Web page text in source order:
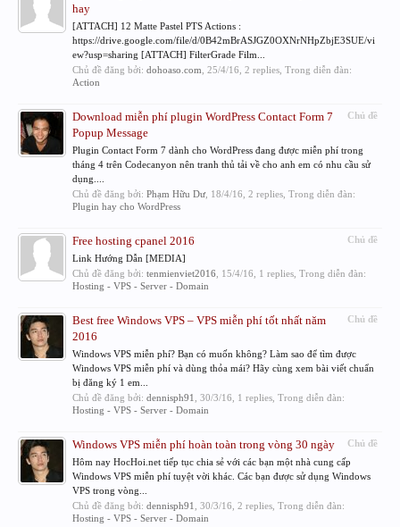
hay
[ATTACH] 12 Matte Pastel PTS Actions :
https://drive.google.com/file/d/0B42mBrASJGZ0OXNrNHpZbjE3SUE/vi
ew?usp=sharing [ATTACH] FilterGrade Film...
Chủ đề đăng bởi: dohoaso.com 25/4/16 , 2 replies, Trong diễn đàn:
Action
Chủ đề
Download miễn phí plugin WordPress Contact Form 7
Popup Message
Plugin Contact Form 7 dành cho WordPress đang được miễn phí trong
tháng 4 trên Codecanyon nên tranh thủ tải về cho anh em có nhu cầu sử
dụng....
Chủ đề đăng bởi: Phạm Hữu Dư 18/4/16 , 2 replies, Trong diễn đàn:
Plugin hay cho WordPress
Chủ đề
Free hosting cpanel 2016
Link Hướng Dẫn [MEDIA]
Chủ đề đăng bởi: tenmienviet2016 15/4/16 , 1 replies, Trong diễn đàn:
Hosting - VPS - Server - Domain
Chủ đề
Best free Windows VPS – VPS miễn phí tốt nhất năm
2016
Windows VPS miễn phí? Bạn có muốn không? Làm sao để tìm được
Windows VPS miễn phí và dùng thỏa mái? Hãy cùng xem bài viết chuẩn
bị đăng ký 1 em...
Chủ đề đăng bởi: dennisph91 30/3/16 , 1 replies, Trong diễn đàn:
Hosting - VPS - Server - Domain
Chủ đề
Windows VPS miễn phí hoàn toàn trong vòng 30 ngày
Hôm nay HocHoi.net tiếp tục chia sẻ với các bạn một nhà cung cấp
Windows VPS miễn phí tuyệt vời khác. Các bạn được sử dụng Windows
VPS trong vòng...
Chủ đề đăng bởi: dennisph91 30/3/16 , 2 replies, Trong diễn đàn:
Hosting - VPS - Server - Domain